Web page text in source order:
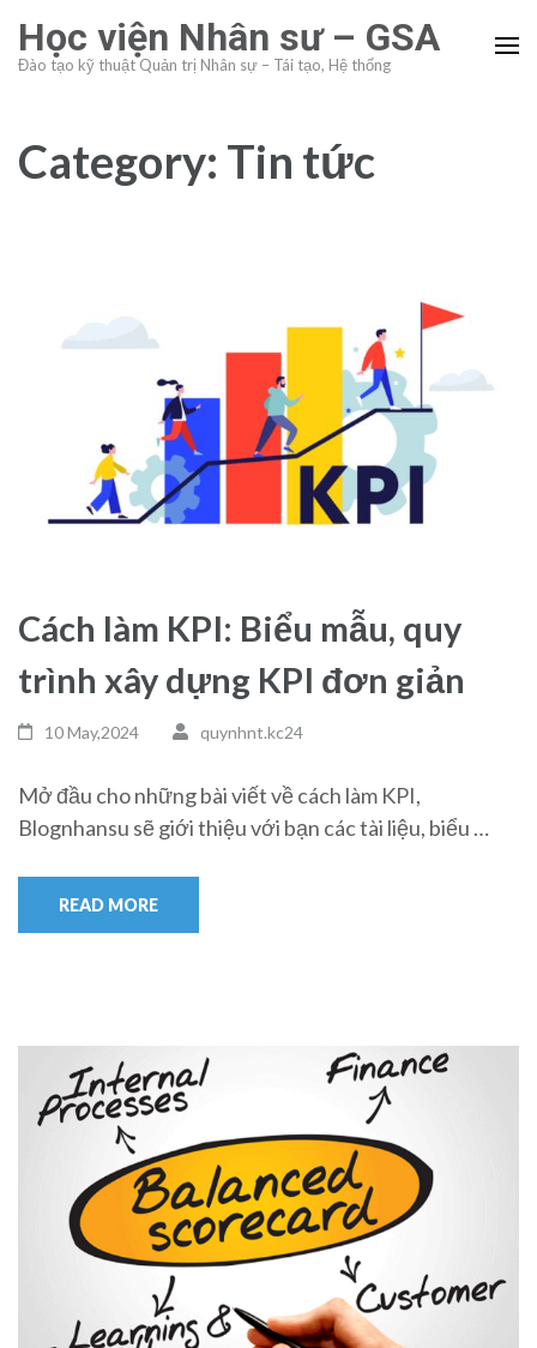
content
Enter)
Học viện Nhân sư – GSA
Đào tạo kỹ thuật Quản trị Nhân sự – Tái tạo, Hệ thống
Category: Tin tức
Cách làm KPI: Biểu mẫu, quy
trình xây dựng KPI đơn giản
10 May,2024 quynhnt.kc24
Mở đầu cho những bài viết về cách làm KPI,
Blognhansu sẽ giới thiệu với bạn các tài liệu, biểu …
READ MORE